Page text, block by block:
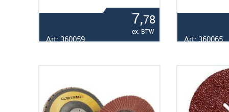
7,78
ex. BTW
Art: 360059 Art: 360065